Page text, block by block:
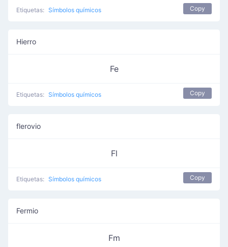
Etiquetas: Símbolos químicos Copy
Hierro
Fe
Etiquetas: Símbolos químicos Copy
flerovio
Fl
Etiquetas: Símbolos químicos Copy
Fermio
Fm